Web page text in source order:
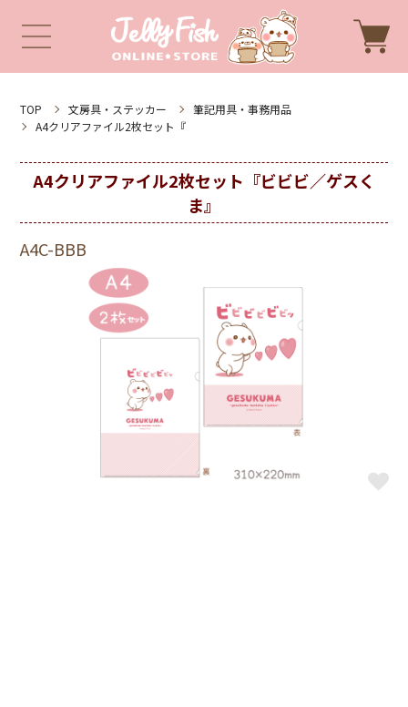
TOP 文房具・ステッカー
筆記用具・事務用品
A4クリアファイル2枚セット『
A4クリアファイル2枚セット『ビビビ／ゲスく
ま』
A4C-BBB